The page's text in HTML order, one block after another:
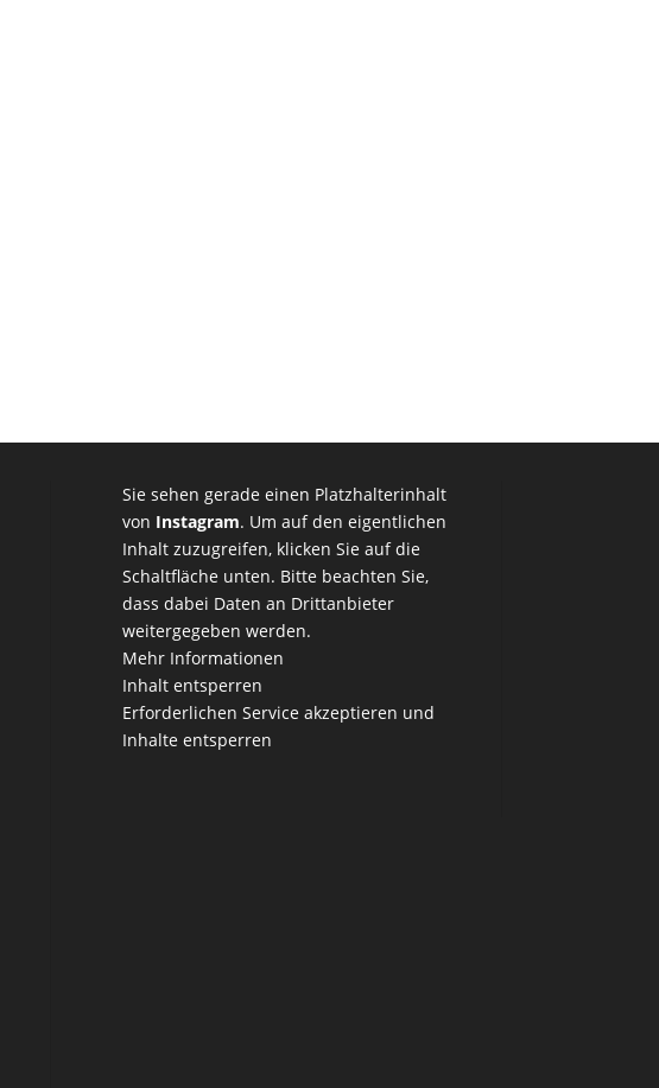
Sie sehen gerade einen Platzhalterinhalt
von Instagram. Um auf den eigentlichen
Inhalt zuzugreifen, klicken Sie auf die
Schaltfläche unten. Bitte beachten Sie,
dass dabei Daten an Drittanbieter
weitergegeben werden.
Mehr Informationen
Inhalt entsperren
Erforderlichen Service akzeptieren und
Inhalte entsperren